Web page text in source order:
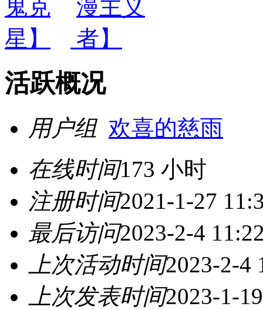
活跃概况
用户组 欢喜的慈雨
在线时间173 小时
注册时间2021-1-27
最后访问2023-2-4
上次活动时间2023-2-4
上次发表时间2023-1-